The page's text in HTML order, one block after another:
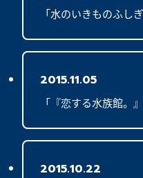
「水のいきものふし
2015.11.05
「『恋する水族館。
2015.10.22